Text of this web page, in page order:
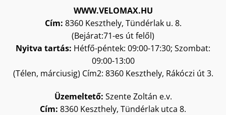
WWW.VELOMAX.HU
Cím: 8360 Keszthely, Tündérlak u. 8.
(Bejárat:71-es út felől)
Nyitva tartás: Hétfő-péntek: 09:00-17:30; Szombat:
09:00-13:00
(Télen, márciusig) Cím2: 8360 Keszthely, Rákóczi út 3.
Üzemeltető: Szente Zoltán e.v.
Cím: 8360 Keszthely, Tündérlak utca 8.